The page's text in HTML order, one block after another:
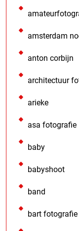
amsterdam
anton corbijn
architectuur
arieke
asa fotografie
baby
babyshoot
band
bart fotografie